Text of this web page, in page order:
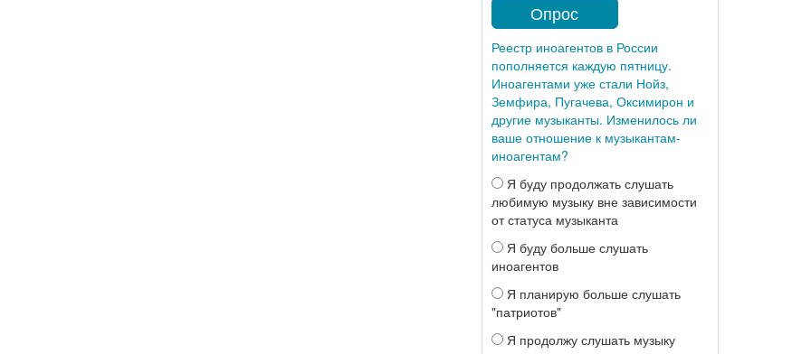
Опрос
Реестр иноагентов в России
пополняется каждую пятницу.
Иноагентами уже стали Нойз,
Земфира, Пугачева, Оксимирон и
другие музыканты. Изменилось ли
ваше отношение к музыкантам-
иноагентам?
Я буду продолжать слушать
любимую музыку вне зависимости
от статуса музыканта
Я буду больше слушать
иноагентов
Я планирую больше слушать
"патриотов"
Я продолжу слушать музыку